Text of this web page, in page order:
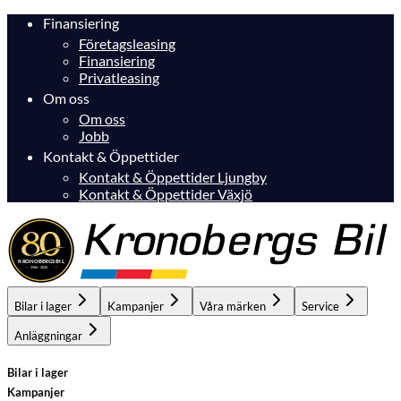
Finansiering
Företagsleasing
Finansiering
Privatleasing
Om oss
Om oss
Jobb
Kontakt & Öppettider
Kontakt & Öppettider Ljungby
Kontakt & Öppettider Växjö
Bilar i lager Kampanjer Våra märken Service
Anläggningar
Bilar i lager
Kampanjer